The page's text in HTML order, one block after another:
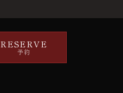
RESERVE
予約